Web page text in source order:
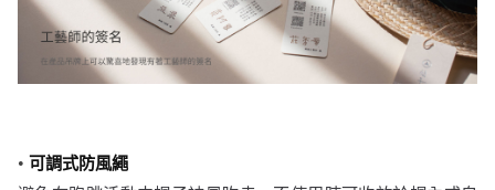
• 可調式防風繩